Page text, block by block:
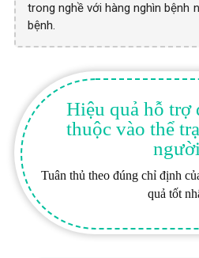
trong nghề với hàng nghìn bệnh
bệnh.
Hiệu quả hỗ trợ
thuộc vào thể
Tuân thủ theo đúng chỉ định
quả tốt